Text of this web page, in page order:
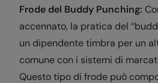
Frode del Buddy Punching:
accennato, la pratica del
un dipendente timbra per un
comune con i sistemi di
Questo tipo di frode può